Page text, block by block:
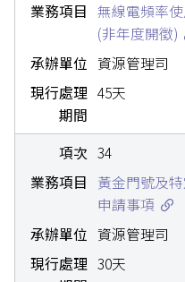
無線電頻率
(非年度開徵)
資源管理司
45天
34
黃金門號及
申請事項
資源管理司
30天